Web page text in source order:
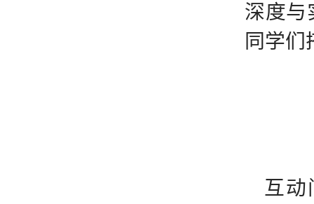
深度与
同学们
互动